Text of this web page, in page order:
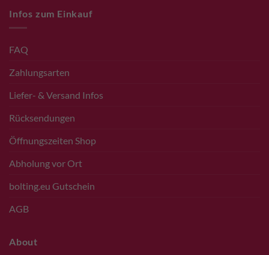
Infos zum Einkauf
FAQ
Zahlungsarten
Liefer- & Versand Infos
Rücksendungen
Öffnungszeiten Shop
Abholung vor Ort
bolting.eu Gutschein
AGB
About